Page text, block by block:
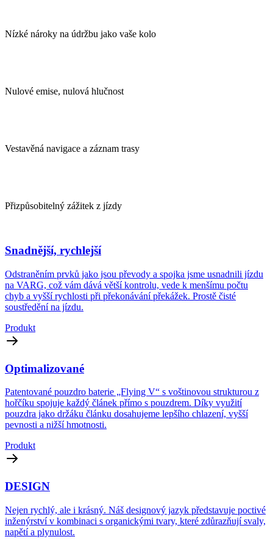
Nízké nároky na údržbu jako vaše kolo
Nulové emise, nulová hlučnost
Vestavěná navigace a záznam trasy
Přizpůsobitelný zážitek z jízdy
Snadnější, rychlejší
Odstraněním prvků jako jsou převody a spojka jsme usnadnili jízdu
na VARG, což vám dává větší kontrolu, vede k menšímu počtu
chyb a vyšší rychlosti při překonávání překážek. Prostě čisté
soustředění na jízdu.
Produkt
Optimalizované
Patentované pouzdro baterie „Flying V“ s voštinovou strukturou z
hořčíku spojuje každý článek přímo s pouzdrem. Díky využití
pouzdra jako držáku článku dosahujeme lepšího chlazení, vyšší
pevnosti a nižší hmotnosti.
Produkt
DESIGN
Nejen rychlý, ale i krásný. Náš designový jazyk představuje poctivé
inženýrství v kombinaci s organickými tvary, které zdůrazňují svaly,
napětí a plynulost.